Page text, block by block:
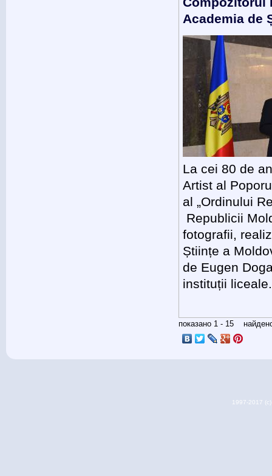
Academia de
La cei 80 de
Artist al
al „Ordinului
Republicii
fotografii,
Științe a
de Eugen
instituții liceale.
показано 1 - 15
1997-2017